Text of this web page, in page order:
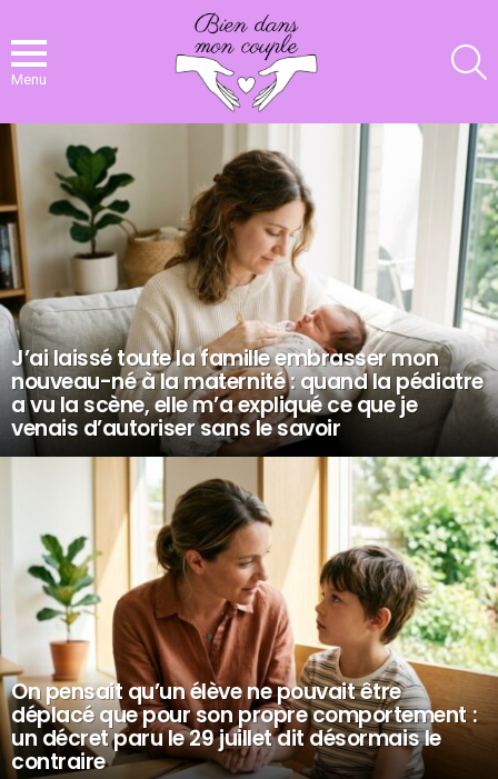
Menu
NOS
DERNIERS
ARTICLES
J’ai laissé toute la famille embrasser mon
nouveau-né à la maternité : quand la pédiatre
a vu la scène, elle m’a expliqué ce que je
venais d’autoriser sans le savoir
On pensait qu’un élève ne pouvait être
déplacé que pour son propre comportement :
un décret paru le 29 juillet dit désormais le
contraire